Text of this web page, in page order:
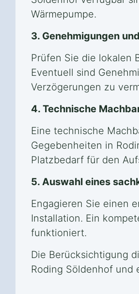
Wärmepumpe.
3. Genehmigungen
Prüfen Sie die lokalen
Eventuell sind
Verzögerungen zu
4. Technische
Eine technische
Gegebenheiten in
Platzbedarf für den
5. Auswahl eines
Engagieren Sie einen
Installation. Ein
funktioniert.
Die Berücksichtigung
Roding Söldenhof